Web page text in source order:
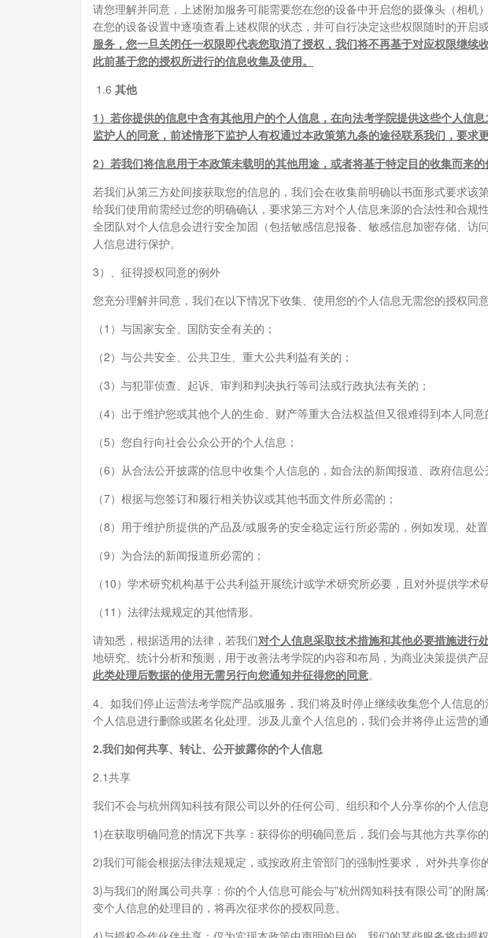
请您理解并同意，上述附加服务可能需要您在您的设备中开启您的摄像头（相
在您的设备设置中逐项查看上述权限的状态，并可自行决定这些权限随时的开启或
服务，您一旦关闭任一权限即代表您取消了授权，我们将不再基于对应权限继
此前基于您的授权所进行的信息收集及使用。
1.6 其他
1）若你提供的信息中含有其他用户的个人信息，在向法考学院提供这些个人信
监护人的同意，前述情形下监护人有权通过本政策第九条的途径联系我们，要求
2）若我们将信息用于本政策未载明的其他用途，或者将基于特定目的收集而来
若我们从第三方处间接获取您的信息的，我们会在收集前明确以书面形式要求
给我们使用前需经过您的明确确认，要求第三方对个人信息来源的合法性和合
全团队对个人信息会进行安全加固（包括敏感信息报备、敏感信息加密存储、
人信息进行保护。
3）、征得授权同意的例外
您充分理解并同意，我们在以下情况下收集、使用您的个人信息无需您的授权
（1）与国家安全、国防安全有关的；
（2）与公共安全、公共卫生、重大公共利益有关的；
（3）与犯罪侦查、起诉、审判和判决执行等司法或行政执法有关的；
（4）出于维护您或其他个人的生命、财产等重大合法权益但又很难得到本人同意
（5）您自行向社会公众公开的个人信息；
（6）从合法公开披露的信息中收集个人信息的，如合法的新闻报道、政府信息公
（7）根据与您签订和履行相关协议或其他书面文件所必需的；
（8）用于维护所提供的产品及/或服务的安全稳定运行所必需的，例如发现、处
（9）为合法的新闻报道所必需的；
（10）学术研究机构基于公共利益开展统计或学术研究所必要，且对外提供学
（11）法律法规规定的其他情形。
请知悉，根据适用的法律，若我们对个人信息采取技术措施和其他必要措施进行
地研究、统计分析和预测，用于改善法考学院的内容和布局，为商业决策提供
此类处理后数据的使用无需另行向您通知并征得您的同意。
4、如我们停止运营法考学院产品或服务，我们将及时停止继续收集您个人信息
个人信息进行删除或匿名化处理。涉及儿童个人信息的，我们会并将停止运营的
2.我们如何共享、转让、公开披露你的个人信息
2.1共享
我们不会与杭州阔知科技有限公司以外的任何公司、组织和个人分享你的个人信
1)在获取明确同意的情况下共享：获得你的明确同意后，我们会与其他方共享你的
2)我们可能会根据法律法规规定，或按政府主管部门的强制性要求， 对外共享你
3)与我们的附属公司共享：你的个人信息可能会与”杭州阔知科技有限公司”的
变个人信息的处理目的，将再次征求你的授权同意。